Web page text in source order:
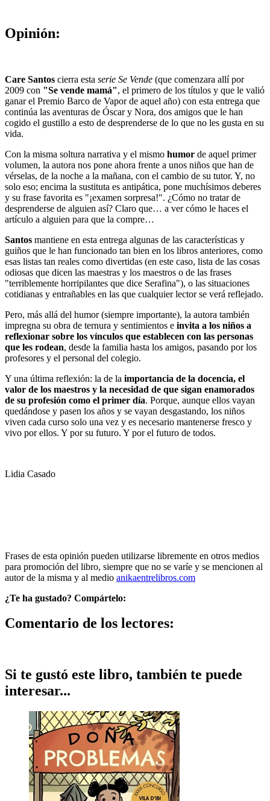
Opinión:
Care Santos cierra esta serie Se Vende (que comenzara allí por
2009 con "Se vende mamá", el primero de los títulos y que le valió
ganar el Premio Barco de Vapor de aquel año) con esta entrega que
continúa las aventuras de Óscar y Nora, dos amigos que le han
cogido el gustillo a esto de desprenderse de lo que no les gusta en su
vida.
Con la misma soltura narrativa y el mismo humor de aquel primer
volumen, la autora nos pone ahora frente a unos niños que han de
vérselas, de la noche a la mañana, con el cambio de su tutor. Y, no
solo eso; encima la sustituta es antipática, pone muchísimos deberes
y su frase favorita es "¡examen sorpresa!". ¿Cómo no tratar de
desprenderse de alguien así? Claro que… a ver cómo le haces el
artículo a alguien para que la compre…
Santos mantiene en esta entrega algunas de las características y
guiños que le han funcionado tan bien en los libros anteriores, como
esas listas tan reales como divertidas (en este caso, lista de las cosas
odiosas que dicen las maestras y los maestros o de las frases
"terriblemente horripilantes que dice Serafina"), o las situaciones
cotidianas y entrañables en las que cualquier lector se verá reflejado.
Pero, más allá del humor (siempre importante), la autora también
impregna su obra de ternura y sentimientos e invita a los niños a
reflexionar sobre los vínculos que establecen con las personas
que les rodean, desde la familia hasta los amigos, pasando por los
profesores y el personal del colegio.
Y una última reflexión: la de la importancia de la docencia, el
valor de los maestros y la necesidad de que sigan enamorados
de su profesión como el primer día. Porque, aunque ellos vayan
quedándose y pasen los años y se vayan desgastando, los niños
viven cada curso solo una vez y es necesario mantenerse fresco y
vivo por ellos. Y por su futuro. Y por el futuro de todos.
Lidia Casado
Frases de esta opinión pueden utilizarse libremente en otros medios
para promoción del libro, siempre que no se varíe y se mencionen al
autor de la misma y al medio anikaentrelibros.com
¿Te ha gustado? Compártelo:
Comentario de los lectores:
Si te gustó este libro, también te puede
interesar...